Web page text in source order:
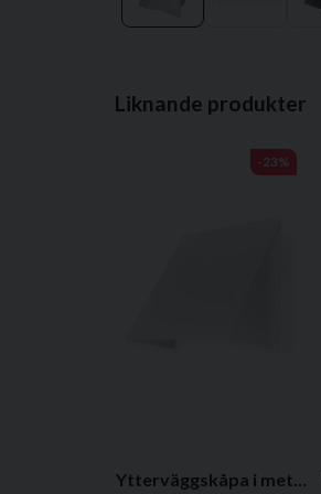
Liknande produkter
-23%